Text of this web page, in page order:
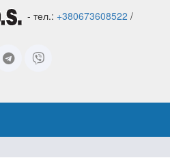
- тел.: +380673608522 /